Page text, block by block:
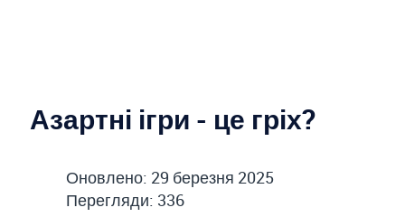
Азартні ігри - це гріх?
Оновлено: 29 березня 2025
Перегляди: 336